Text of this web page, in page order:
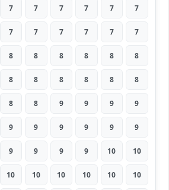
7 7 7 7 7 7
7 7 7 7 7 7
8 8 8 8 8 8
8 8 8 8 8 8
8 8 9 9 9 9
9 9 9 9 9 9
9 9 9 9 10 10
10 10 10 10 10 10